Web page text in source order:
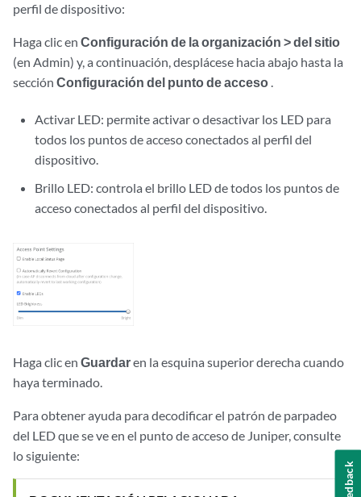
perfil de dispositivo:
Haga clic en Configuración de la organización > del sitio
(en Admin) y, a continuación, desplácese hacia abajo hasta la
sección Configuración del punto de acceso .
Activar LED: permite activar o desactivar los LED para
todos los puntos de acceso conectados al perfil del
dispositivo.
Brillo LED: controla el brillo LED de todos los puntos de
acceso conectados al perfil del dispositivo.
Haga clic en Guardaren la esquina superior derecha cuando
haya terminado.
Para obtener ayuda para decodificar el patrón de parpadeo
del LED que se ve en el punto de acceso de Juniper, consulte
lo siguiente:
Feedback